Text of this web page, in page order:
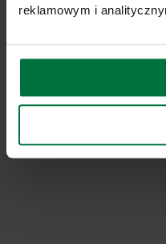
reklamowym i